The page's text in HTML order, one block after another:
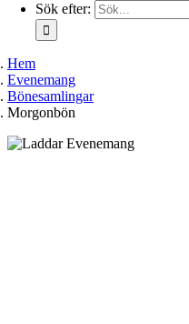
Sök efter:
Hem
Evenemang
Bönesamlingar
Morgonbön